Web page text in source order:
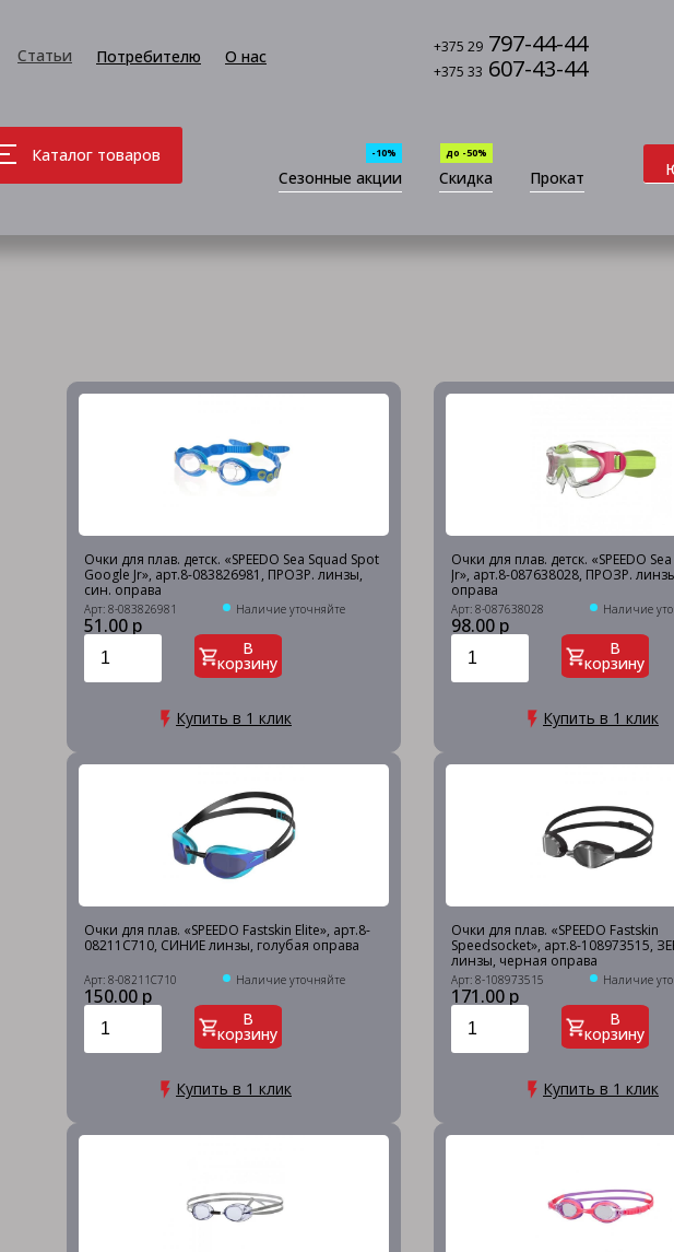
Статьи Потребителю О нас +375 29 797-44-44
+375 33 607-43-44
Каталог товаров
Сезонные акции
-10%
Скидка
до -50%
Прокат
Очки для плав. детск. «SPEEDO Sea Squad Spot
Google Jr», арт.8-083826981, ПРОЗР. линзы,
син. оправа
Арт: 8-083826981 Наличие уточняйте
51.00 р
В
корзину
Купить в 1 клик
Очки для плав. детск. «SPEEDO
Jr», арт.8-087638028, ПРОЗР.
оправа
Арт: 8-087638028 Наличие
98.00 р
В
корзину
Купить в 1 клик
Очки для плав. «SPEEDO Fastskin Elite», арт.8-
08211C710, СИНИЕ линзы, голубая оправа
Арт: 8-08211C710 Наличие уточняйте
150.00 р
В
корзину
Купить в 1 клик
Очки для плав. «SPEEDO Fastskin
Speedsocket», арт.8-108973515,
линзы, черная оправа
Арт: 8-108973515 Наличие
171.00 р
В
корзину
Купить в 1 клик